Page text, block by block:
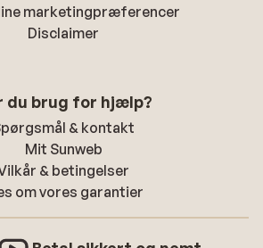
marketingpræferencer
Disclaimer
du brug for hjælp?
& kontakt
Mit Sunweb
& betingelser
om vores garantier